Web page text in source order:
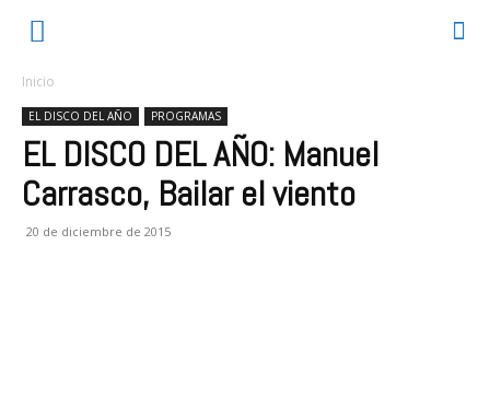
Inicio
EL DISCO DEL AÑO PROGRAMAS
EL DISCO DEL AÑO: Manuel
Carrasco, Bailar el viento
20 de diciembre de 2015